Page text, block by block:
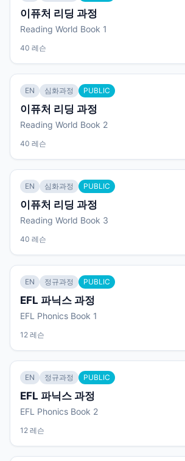
이퓨처 리딩 과정
Reading World Book 1
40 레슨
EN 심화과정 PUBLIC
이퓨처 리딩 과정
Reading World Book 2
40 레슨
EN 심화과정 PUBLIC
이퓨처 리딩 과정
Reading World Book 3
40 레슨
EN 정규과정 PUBLIC
EFL 파닉스 과정
EFL Phonics Book 1
12 레슨
EN 정규과정 PUBLIC
EFL 파닉스 과정
EFL Phonics Book 2
12 레슨